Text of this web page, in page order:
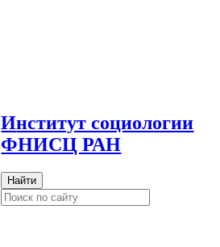
Институт социологии
ФНИСЦ РАН
Найти